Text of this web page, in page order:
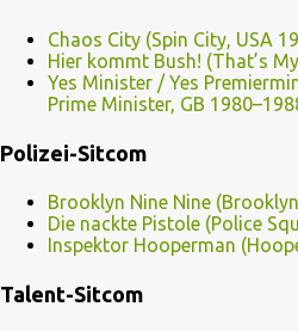
Chaos City (Spin City, USA
Hier kommt Bush! (That’s
Yes Minister / Yes
Prime Minister, GB
Polizei-Sitcom
Brooklyn Nine Nine
Die nackte Pistole (Police
Inspektor Hooperman
Talent-Sitcom